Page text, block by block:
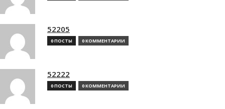
52205
0 ПОСТЫ 0 КОММЕНТАРИИ
52222
0 ПОСТЫ 0 КОММЕНТАРИИ